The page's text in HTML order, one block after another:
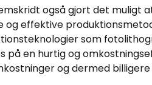
også gjort det
effektive
som
på en hurtig og
og dermed